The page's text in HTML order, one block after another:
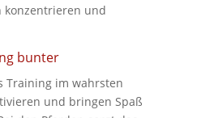
konzentrieren und
bunter
Training im wahrsten
und bringen Spaß